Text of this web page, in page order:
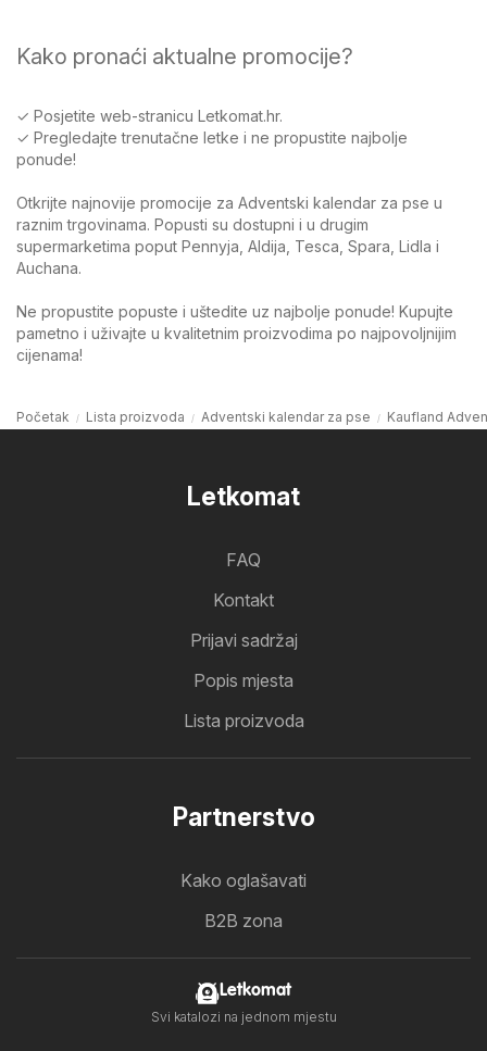
Kako pronaći aktualne promocije?
✓ Posjetite web-stranicu Letkomat.hr.
✓ Pregledajte trenutačne letke i ne propustite najbolje
ponude!
Otkrijte najnovije promocije za Adventski kalendar za pse u
raznim trgovinama. Popusti su dostupni i u drugim
supermarketima poput Pennyja, Aldija, Tesca, Spara, Lidla i
Auchana.
Ne propustite popuste i uštedite uz najbolje ponude! Kupujte
pametno i uživajte u kvalitetnim proizvodima po najpovoljnijim
cijenama!
Početak Lista proizvoda Adventski kalendar za pse Kaufland
Letkomat
FAQ
Kontakt
Prijavi sadržaj
Popis mjesta
Lista proizvoda
Partnerstvo
Kako oglašavati
B2B zona
Letkomat
Svi katalozi na jednom mjestu